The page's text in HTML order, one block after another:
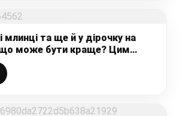
млинці та ще й у дірочку на
що може бути краще? Цим
мною поділилась тітка з
вони мої улюблені